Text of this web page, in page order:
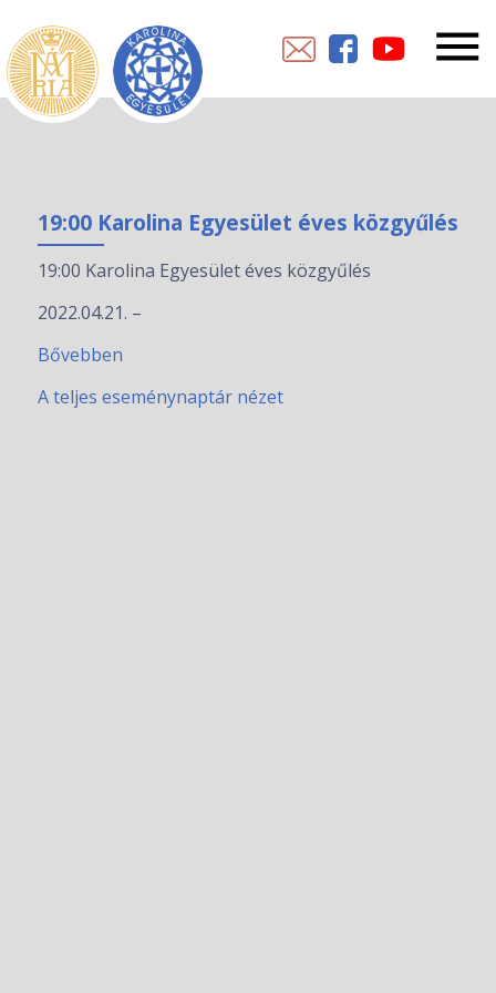
19:00 Karolina Egyesület éves közgyűlés
19:00 Karolina Egyesület éves közgyűlés
2022.04.21. –
Bővebben
A teljes eseménynaptár nézet